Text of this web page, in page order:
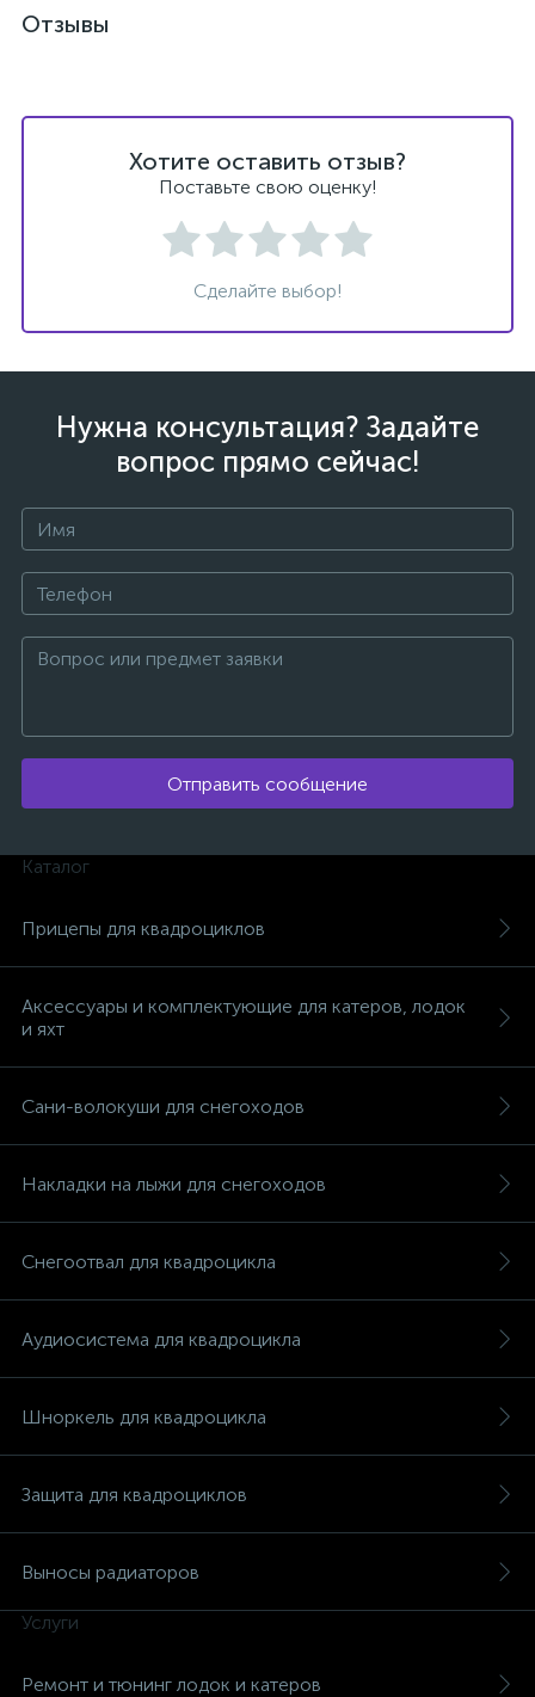
Отзывы
Хотите оставить отзыв?
Поставьте свою оценку!
Сделайте выбор!
Нужна консультация? Задайте
вопрос прямо сейчас!
Отправить сообщение
Каталог
Прицепы для квадроциклов
Аксессуары и комплектующие для катеров, лодок
и яхт
Сани-волокуши для снегоходов
Накладки на лыжи для снегоходов
Снегоотвал для квадроцикла
Аудиосистема для квадроцикла
Шноркель для квадроцикла
Защита для квадроциклов
Выносы радиаторов
Услуги
Ремонт и тюнинг лодок и катеров